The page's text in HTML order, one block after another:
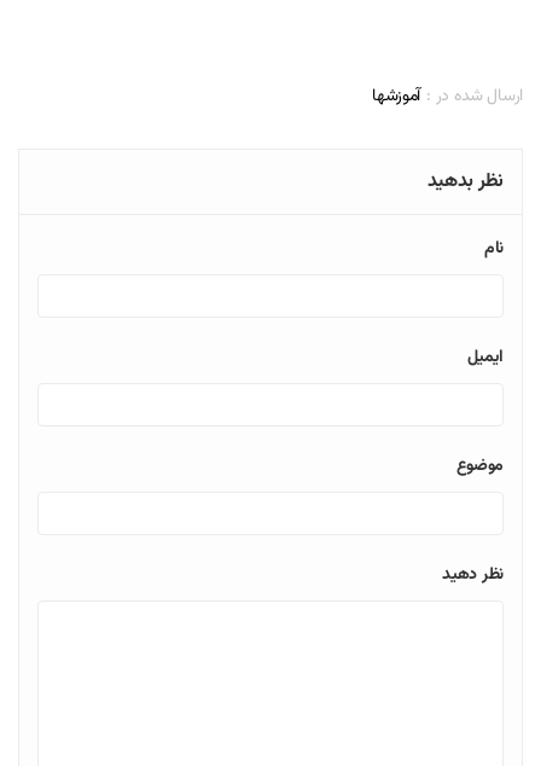
ارسال شده در : آموزشها
نظر بدهید
نام
ایمیل
موضوع
نظر دهید